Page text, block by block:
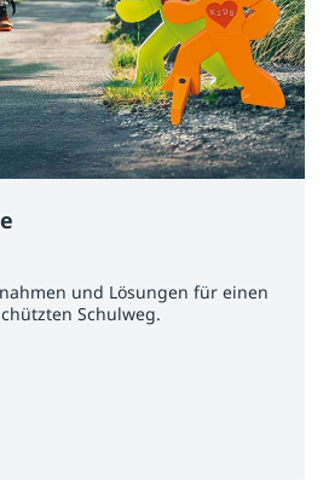
und Lösungen für einen
Schulweg.